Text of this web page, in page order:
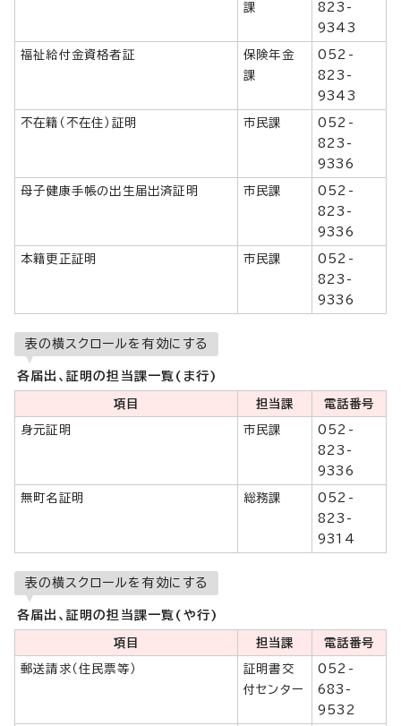
課
823-
9343
福祉給付金資格者証
保険年金
課
052-
823-
9343
不在籍（不在住）証明 市民課
052-
823-
9336
母子健康手帳の出生届出済証明 市民課
052-
823-
9336
本籍更正証明 市民課
052-
823-
9336
表の横スクロールを有効にする
各届出、証明の担当課一覧(ま行)
項目 担当課 電話番号
身元証明 市民課
052-
823-
9336
無町名証明 総務課
052-
823-
9314
表の横スクロールを有効にする
各届出、証明の担当課一覧(や行)
項目 担当課 電話番号
郵送請求（住民票等）
証明書交
付センター
052-
683-
9532